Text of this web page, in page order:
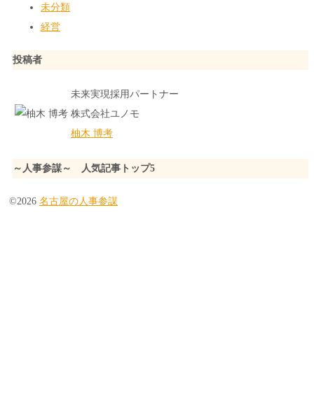
未分類
経営
投稿者
未来実現採用パートナー
株式会社ユノモ
柚木 博考
～人事参謀～ 人気記事トップ5
©2026 名古屋の人事参謀